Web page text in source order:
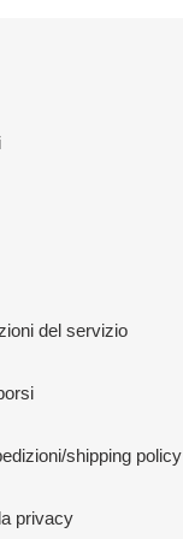
del servizio
shipping policy
privacy